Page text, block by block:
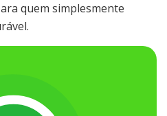
quem simplesmente